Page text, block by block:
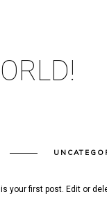
your first post. Edit or